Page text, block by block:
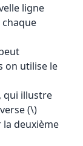
ligne
on utilise le
qui illustre
(\)
deuxième